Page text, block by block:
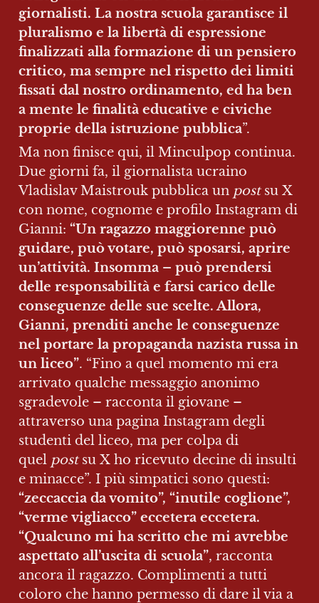
giornalisti. La nostra scuola garantisce il
pluralismo e la libertà di espressione
finalizzati alla formazione di un pensiero
critico, ma sempre nel rispetto dei limiti
fissati dal nostro ordinamento, ed ha ben
a mente le finalità educative e civiche
proprie della istruzione pubblica”.
Ma non finisce qui, il Minculpop continua.
Due giorni fa, il giornalista ucraino
Vladislav Maistrouk pubblica un post su X
con nome, cognome e profilo Instagram di
Gianni: “Un ragazzo maggiorenne può
guidare, può votare, può sposarsi, aprire
un’attività. Insomma – può prendersi
delle responsabilità e farsi carico delle
conseguenze delle sue scelte. Allora,
Gianni, prenditi anche le conseguenze
nel portare la propaganda nazista russa in
un liceo”. “Fino a quel momento mi era
arrivato qualche messaggio anonimo
sgradevole – racconta il giovane –
attraverso una pagina Instagram degli
studenti del liceo, ma per colpa di
quel post su X ho ricevuto decine di insulti
“zeccaccia da vomito”, “inutile coglione”,
“verme vigliacco” eccetera eccetera.
“Qualcuno mi ha scritto che mi avrebbe
aspettato all’uscita di scuola”, racconta
ancora il ragazzo. Complimenti a tutti
coloro che hanno permesso di dare il via a